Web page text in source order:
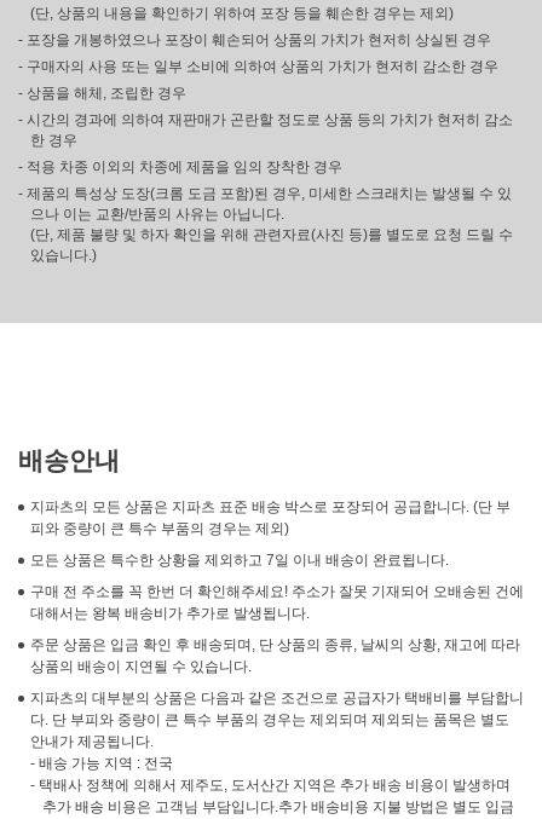
(단, 상품의 내용을 확인하기 위하여 포장 등을 훼손한 경우는 제외)
- 포장을 개봉하였으나 포장이 훼손되어 상품의 가치가 현저히 상실된 경우
- 구매자의 사용 또는 일부 소비에 의하여 상품의 가치가 현저히 감소한 경우
- 상품을 해체, 조립한 경우
- 시간의 경과에 의하여 재판매가 곤란할 정도로 상품 등의 가치가 현저히 감소
한 경우
- 적용 차종 이외의 차종에 제품을 임의 장착한 경우
- 제품의 특성상 도장(크롬 도금 포함)된 경우, 미세한 스크래치는 발생될 수 있
으나 이는 교환/반품의 사유는 아닙니다.
(단, 제품 불량 및 하자 확인을 위해 관련자료(사진 등)를 별도로 요청 드릴 수
있습니다.)
배송안내
지파츠의 모든 상품은 지파츠 표준 배송 박스로 포장되어 공급합니다. (단 부
피와 중량이 큰 특수 부품의 경우는 제외)
모든 상품은 특수한 상황을 제외하고 7일 이내 배송이 완료됩니다.
구매 전 주소를 꼭 한번 더 확인해주세요! 주소가 잘못 기재되어 오배송된 건에
대해서는 왕복 배송비가 추가로 발생됩니다.
주문 상품은 입금 확인 후 배송되며, 단 상품의 종류, 날씨의 상황, 재고에 따라
상품의 배송이 지연될 수 있습니다.
지파츠의 대부분의 상품은 다음과 같은 조건으로 공급자가 택배비를 부담합니
다. 단 부피와 중량이 큰 특수 부품의 경우는 제외되며 제외되는 품목은 별도
안내가 제공됩니다.
- 배송 가능 지역 : 전국
- 택배사 정책에 의해서 제주도, 도서산간 지역은 추가 배송 비용이 발생하며
추가 배송 비용은 고객님 부담입니다.추가 배송비용 지불 방법은 별도 입금